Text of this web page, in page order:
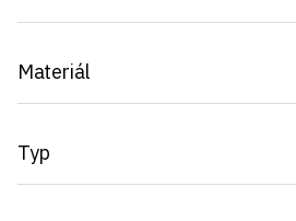
Materiál
Typ